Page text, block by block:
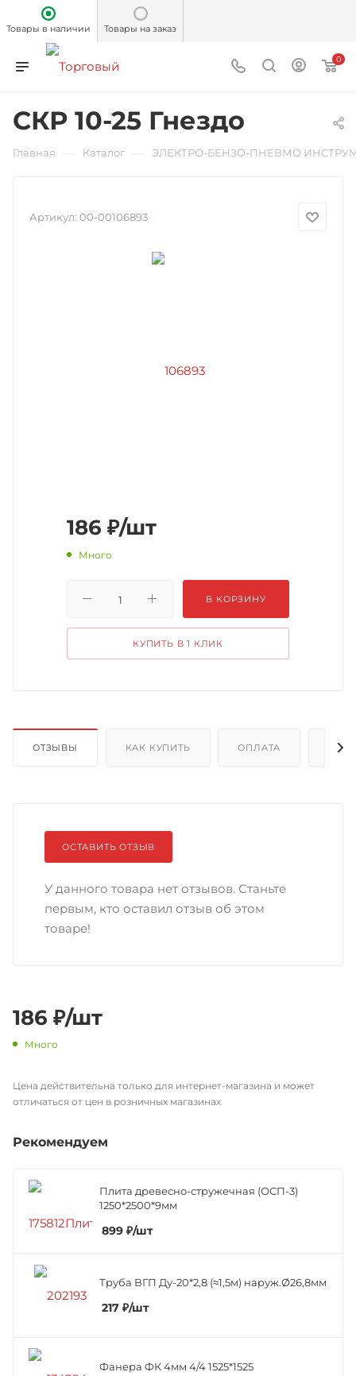
Товары в наличии Товары на заказ
0
СКР 10-25 Гнездо
Главная Каталог ЭЛЕКТРО-БЕНЗО-ПНЕВМО
Артикул: 00-00106893
186 ₽/шт
Много
В КОРЗИНУ
КУПИТЬ В 1 КЛИК
ОТЗЫВЫ КАК КУПИТЬ ОПЛАТА
ОСТАВИТЬ ОТЗЫВ
У данного товара нет отзывов. Станьте
первым, кто оставил отзыв об этом
товаре!
186 ₽/шт
Много
Цена действительна только для интернет-магазина и может
отличаться от цен в розничных магазинах
Рекомендуем
Плита древесно-стружечная (ОСП-3)
1250*2500*9мм
899 ₽/шт
Труба ВГП Ду-20*2,8 (≈1,5м) наруж.Ø26,8мм
217 ₽/шт
Фанера ФК 4мм 4/4 1525*1525